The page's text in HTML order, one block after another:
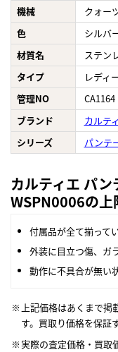
機械
クォー
色
シルバ
材質名
ステン
タイプ
レディ
管理NO
CA1164
ブランド
カルテ
シリーズ
パンテ
カルティエ パ
WSPN0006の
付属品が全て揃って
外装に目立つ傷、ガ
動作に不具合が無い
上記価格はあくまで
す。買取り価格を保証
実際の査定価格・買取